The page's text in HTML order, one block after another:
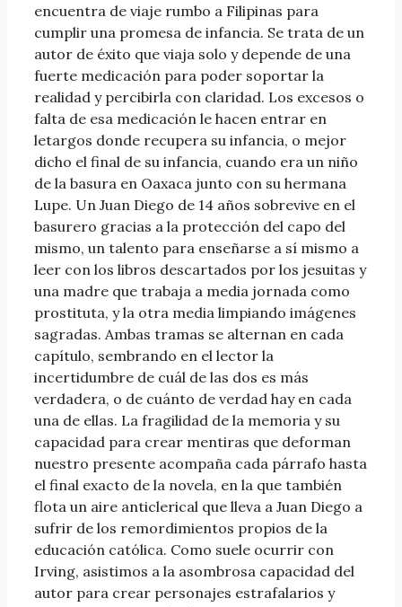
encuentra de viaje rumbo a Filipinas para
cumplir una promesa de infancia. Se trata de un
autor de éxito que viaja solo y depende de una
fuerte medicación para poder soportar la
realidad y percibirla con claridad. Los excesos o
falta de esa medicación le hacen entrar en
letargos donde recupera su infancia, o mejor
dicho el final de su infancia, cuando era un niño
de la basura en Oaxaca junto con su hermana
Lupe. Un Juan Diego de 14 años sobrevive en el
basurero gracias a la protección del capo del
mismo, un talento para enseñarse a sí mismo a
leer con los libros descartados por los jesuitas y
una madre que trabaja a media jornada como
prostituta, y la otra media limpiando imágenes
sagradas. Ambas tramas se alternan en cada
capítulo, sembrando en el lector la
incertidumbre de cuál de las dos es más
verdadera, o de cuánto de verdad hay en cada
una de ellas. La fragilidad de la memoria y su
capacidad para crear mentiras que deforman
nuestro presente acompaña cada párrafo hasta
el final exacto de la novela, en la que también
flota un aire anticlerical que lleva a Juan Diego a
sufrir de los remordimientos propios de la
educación católica. Como suele ocurrir con
Irving, asistimos a la asombrosa capacidad del
autor para crear personajes estrafalarios y